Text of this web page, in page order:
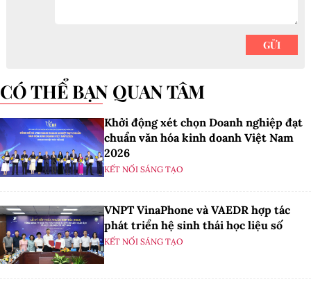
CÓ THỂ BẠN QUAN TÂM
Khởi động xét chọn Doanh nghiệp đạt
chuẩn văn hóa kinh doanh Việt Nam
2026
KẾT NỐI SÁNG TẠO
VNPT VinaPhone và VAEDR hợp tác
phát triển hệ sinh thái học liệu số
KẾT NỐI SÁNG TẠO